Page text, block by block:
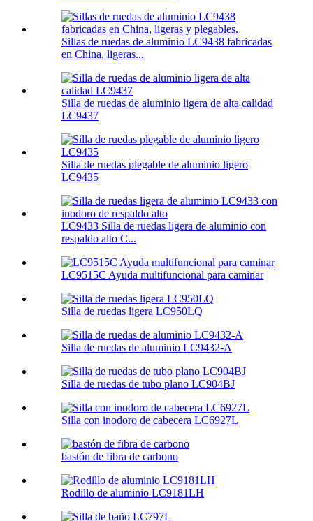
Sillas de ruedas de aluminio LC9438 fabricadas
en China, ligeras...
Silla de ruedas de aluminio ligera de alta calidad
LC9437
Silla de ruedas plegable de aluminio ligero
LC9435
LC9433 Silla de ruedas ligera de aluminio con
respaldo alto C...
LC9515C Ayuda multifuncional para caminar
Silla de ruedas ligera LC950LQ
Silla de ruedas de aluminio LC9432-A
Silla de ruedas de tubo plano LC904BJ
Silla con inodoro de cabecera LC6927L
bastón de fibra de carbono
Rodillo de aluminio LC9181LH